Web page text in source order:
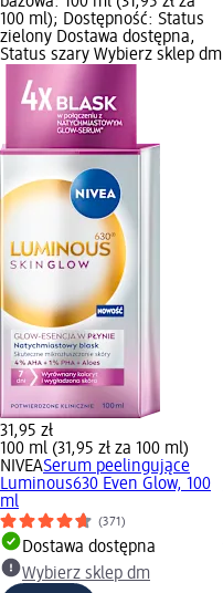
100 ml); Dostępność: Status
zielony Dostawa dostępna,
Status szary Wybierz sklep dm
31,95 zł
100 ml (31,95 zł za 100 ml)
NIVEASerum peelingujące
Luminous630 Even Glow, 100
ml
(371)
Dostawa dostępna
Wybierz sklep dm